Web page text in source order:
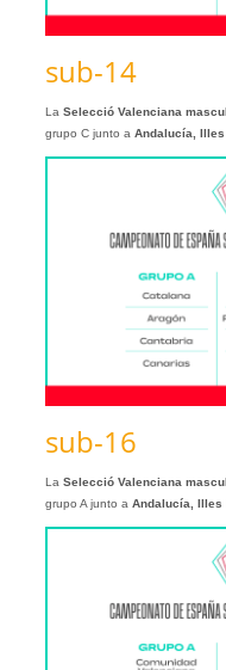
sub-14
La Selecció Valenciana
grupo C junto a Andalucía,
sub-16
La Selecció Valenciana
grupo A junto a Andalucía, Illes